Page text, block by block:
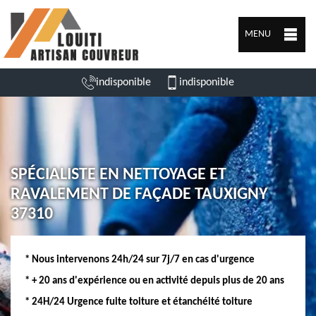
MENU
indisponible indisponible
SPÉCIALISTE EN NETTOYAGE ET
RAVALEMENT DE FAÇADE TAUXIGNY
37310
* Nous intervenons 24h/24 sur 7j/7 en cas d'urgence
* + 20 ans d'expérience ou en activité depuis plus de 20 ans
* 24H/24 Urgence fuite toiture et étanchéité toiture